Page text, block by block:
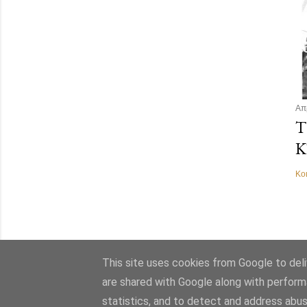
This site uses cookies from Google to
are shared with Google along with
statistics, and to detect and address